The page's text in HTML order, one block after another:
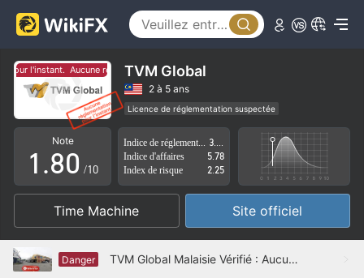
pour l'instant. Aucune réglementation pour l'instant.
TVM Global
2 à 5 ans
Licence de réglementation suspectée
Région d'affaires suspectée
Risque élevé potentiel
Note
0
1
2
3
4
.
4
5
6
7
8
9
0
1
2
3
/10
Indice d'affaires
5.78
Index de risque
2.25
Time Machine Site officiel
Danger TVM Global Malaisie Vérifié : Aucune présence physique trouvée